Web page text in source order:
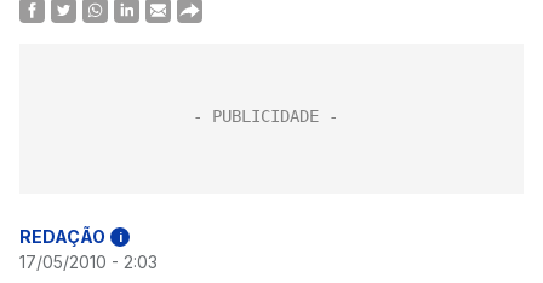
REDAÇÃO i
17/05/2010 - 2:03